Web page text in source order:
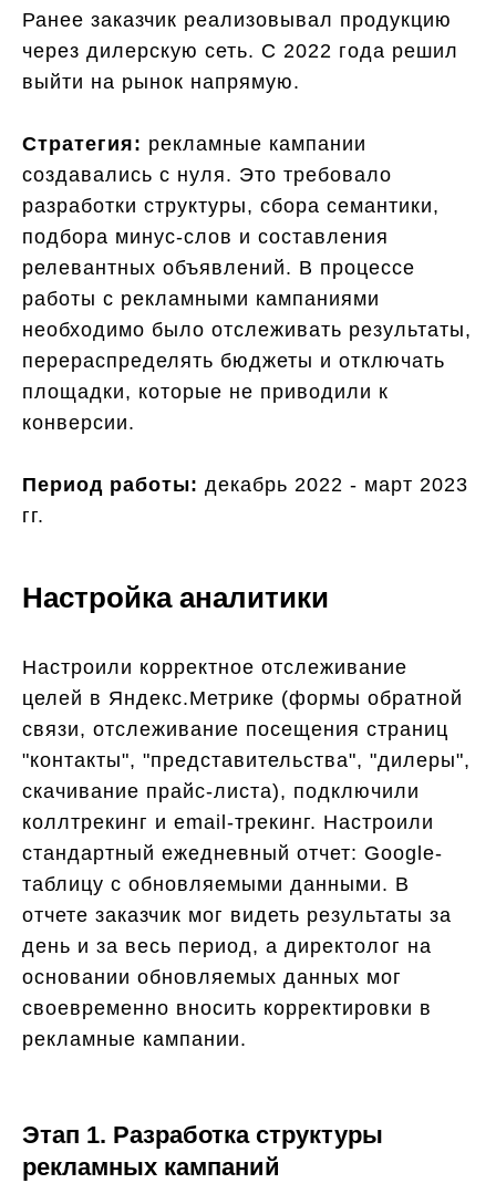
Ранее заказчик реализовывал продукцию
через дилерскую сеть. С 2022 года решил
выйти на рынок напрямую.
Стратегия: рекламные кампании
создавались с нуля. Это требовало
разработки структуры, сбора семантики,
подбора минус-слов и составления
релевантных объявлений. В процессе
работы с рекламными кампаниями
необходимо было отслеживать результаты,
перераспределять бюджеты и отключать
площадки, которые не приводили к
конверсии.
Период работы: декабрь 2022 - март 2023
гг.
Настройка аналитики
Настроили корректное отслеживание
целей в Яндекс.Метрике (формы обратной
связи, отслеживание посещения страниц
"контакты", "представительства", "дилеры",
скачивание прайс-листа), подключили
коллтрекинг и email-трекинг. Настроили
стандартный ежедневный отчет: Google-
таблицу с обновляемыми данными. В
отчете заказчик мог видеть результаты за
день и за весь период, а директолог на
основании обновляемых данных мог
своевременно вносить корректировки в
рекламные кампании.
Этап 1. Разработка структуры
рекламных кампаний